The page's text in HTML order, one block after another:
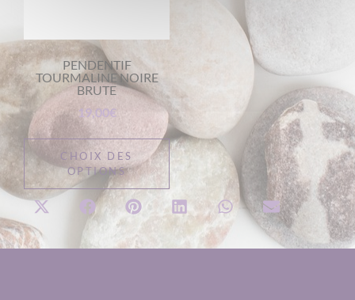
PENDENTIF
TOURMALINE NOIRE
BRUTE
19,00 €
CHOIX DES
OPTIONS